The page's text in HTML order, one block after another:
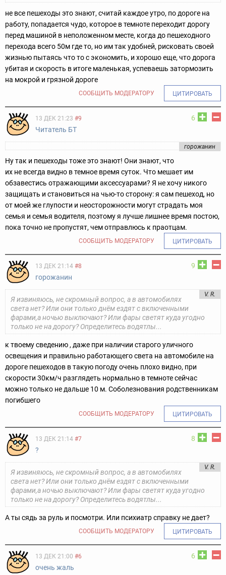
не все пешеходы это знают, считай каждое утро, по дороге на
работу, попадается чудо, которое в темноте переходит дорогу
перед машиной в неположенном месте, когда до пешеходного
перехода всего 50м где то, но им так удобней, рисковать своей
жизнью пытаясь что то с экономить, и хорошо еще, что дорога
убитая и скорость в итоге маленькая, успеваешь затормозить
на мокрой и грязной дороге
СООБЩИТЬ МОДЕРАТОРУ ЦИТИРОВАТЬ
6
13 ДЕК 21:23 #9
Читатель БТ
горожанин
Ну так и пешеходы тоже это знают! Они знают, что
их не всегда видно в темное время суток. Что мешает им
обзавестись отражающими аксессуарами? Я не хочу никого
защищать и становиться на чью-то сторону: я сам пешеход, но
от моей же глупости и неосторожности могут страдать моя
семья и семья водителя, поэтому я лучше лишнее время постою,
пока точно не пропустят, чем отправлюсь к праотцам.
СООБЩИТЬ МОДЕРАТОРУ ЦИТИРОВАТЬ
9
13 ДЕК 21:14 #8
горожанин
V. R.
Я извиняюсь, не скромный вопрос, а в автомобилях
света нет? Или они только днём ездят с включенными
фарами,а ночью выключают? Или фары светят куда угодно
только не на дорогу? Определитесь водятлы...
к твоему сведению , даже при наличии старого уличного
освещения и правильно работающего света на автомобиле на
дороге пешеходов в такую погоду очень плохо видно, при
скорости 30км/ч разглядеть нормально в темноте сейчас
можно только не дальше 10 м. Соболезнования родственникам
погибшего
СООБЩИТЬ МОДЕРАТОРУ ЦИТИРОВАТЬ
8
13 ДЕК 21:14 #7
?
V. R.
Я извиняюсь, не скромный вопрос, а в автомобилях
света нет? Или они только днём ездят с включенными
фарами,а ночью выключают? Или фары светят куда угодно
только не на дорогу? Определитесь водятлы...
А ты сядь за руль и посмотри. Или психиатр справку не дает?
СООБЩИТЬ МОДЕРАТОРУ ЦИТИРОВАТЬ
6
13 ДЕК 21:00 #6
очень жаль